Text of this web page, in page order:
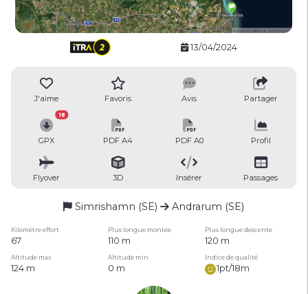
13/04/2024
J'aime Favoris Avis Partager
GPX
18
PDF A4 PDF A0 Profil
Flyover 3D Insérer Passages
Simrishamn (SE) Andrarum (SE)
Kilomètre effort Plus longue montée Plus longue descente
67 110 m 120 m
Altitude max Altitude min Indice de qualité
124 m 0 m 1pt/18m